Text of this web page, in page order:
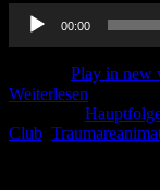
Audio-
Player
00:00
Play in new
Weiterlesen
Club